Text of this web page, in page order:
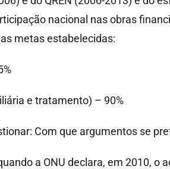
nacional nas obras
metas estabelecidas:
e tratamento) – 90%
Com que argumentos se
a ONU declara, em 2010,